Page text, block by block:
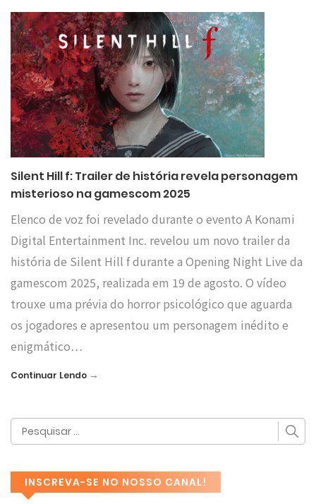
Silent Hill f: Trailer de história revela personagem
misterioso na gamescom 2025
Elenco de voz foi revelado durante o evento A Konami
Digital Entertainment Inc. revelou um novo trailer da
história de Silent Hill f durante a Opening Night Live da
gamescom 2025, realizada em 19 de agosto. O vídeo
trouxe uma prévia do horror psicológico que aguarda
os jogadores e apresentou um personagem inédito e
enigmático…
Continuar Lendo →
INSCREVA-SE NO NOSSO CANAL!